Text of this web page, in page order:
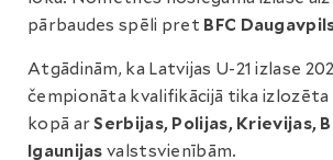
pārbaudes spēli pret BFC
Atgādinām, ka Latvijas U-21 izlase
čempionāta kvalifikācijā tika izlozēta
kopā arSerbijas, Polijas, Krievijas,
Igaunijas valstsvienībām.